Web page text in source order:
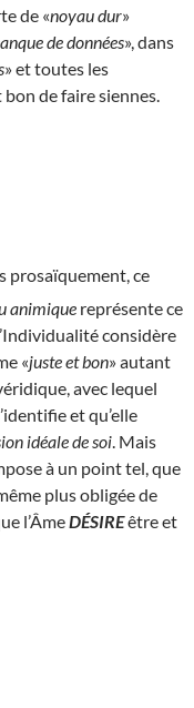
de «noyau dur»
de données», dans
» et toutes les
de faire siennes.
prosaïquement, ce
animique représente ce
considère
«juste et bon» autant
avec lequel
et qu’elle
idéale de soi . Mais
à un point tel, que
plus obligée de
l’ÂmeDÉSIREêtre et